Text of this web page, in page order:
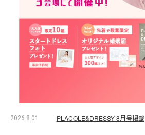
2026.8.01 PLACOLE&DRESSY 8月号掲載